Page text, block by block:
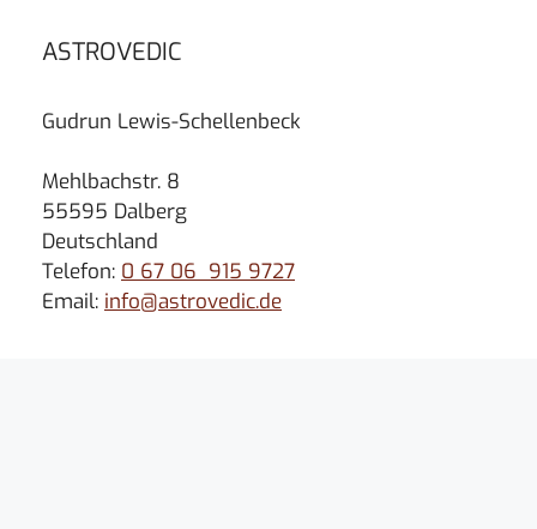
ASTROVEDIC
Gudrun Lewis-Schellenbeck
Mehlbachstr. 8
55595 Dalberg
Deutschland
Telefon: 0 67 06 915 9727
Email: info@astrovedic.de